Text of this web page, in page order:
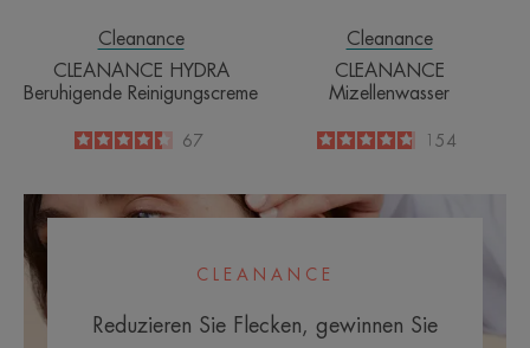
Cleanance
CLEANANCE HYDRA
Beruhigende Reinigungscreme
4.4
/
5
67
Cleanance
CLEANANCE
Mizellenwasser
4.8
/5154
CLEANANCE
Reduzieren Sie Flecken, gewinnen Sie